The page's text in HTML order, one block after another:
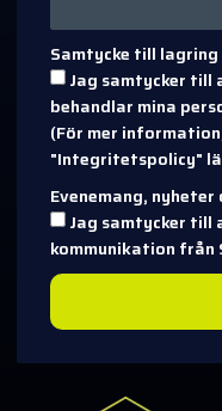
Samtycke till
Jag samtycker till
behandlar mina
(För mer
"Integritetspolicy"
Evenemang,
Jag samtycker till
kommunikation från